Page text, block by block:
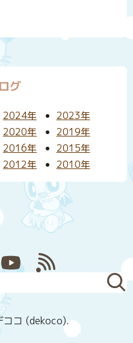
グ
2024年
2023年
2020年
2019年
2016年
2015年
2012年 2010年
YouTube
コ (dekoco).